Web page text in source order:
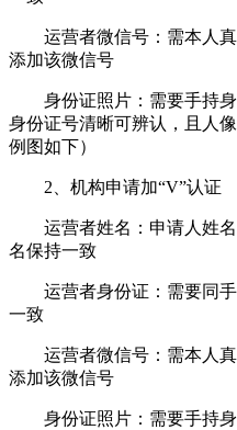
运营者微信号：需本人
添加该微信号
身份证照片：需要手持
身份证号清晰可辨认，且人
例图如下）
2、机构申请加“V”认证
运营者姓名：申请人姓
名保持一致
运营者身份证：需要同
一致
运营者微信号：需本人
添加该微信号
身份证照片：需要手持